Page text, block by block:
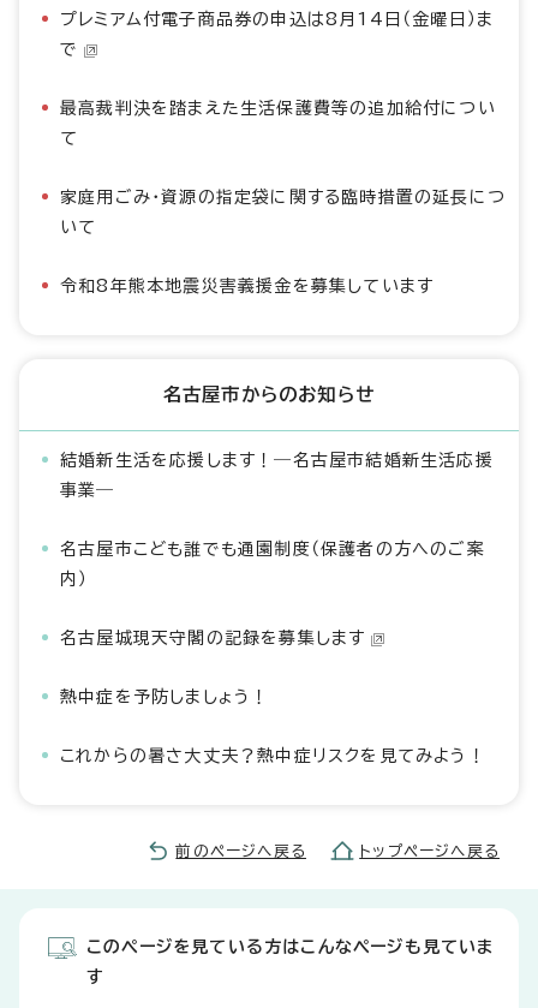
プレミアム付電子商品券の申込は8月14日（金曜日）ま
で
最高裁判決を踏まえた生活保護費等の追加給付につい
て
家庭用ごみ・資源の指定袋に関する臨時措置の延長につ
いて
令和8年熊本地震災害義援金を募集しています
名古屋市からのお知らせ
結婚新生活を応援します！―名古屋市結婚新生活応援
事業―
名古屋市こども誰でも通園制度（保護者の方へのご案
内）
名古屋城現天守閣の記録を募集します
熱中症を予防しましょう！
これからの暑さ大丈夫？熱中症リスクを見てみよう！
前のページへ戻る トップページへ戻る
このページを見ている方はこんなページも見ていま
す